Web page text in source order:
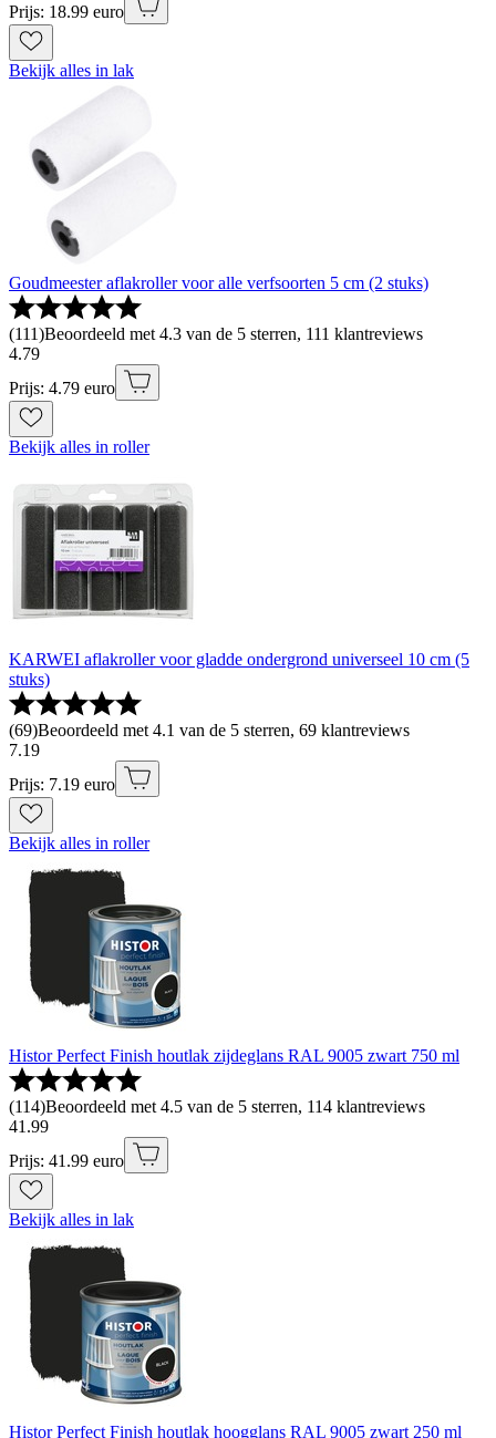
Prijs: 18.99 euro
Bekijk alles in lak
Goudmeester aflakroller voor alle verfsoorten 5 cm (2 stuks)
(111)Beoordeeld met 4.3 van de 5 sterren, 111 klantreviews
4.79
Prijs: 4.79 euro
Bekijk alles in roller
KARWEI aflakroller voor gladde ondergrond universeel 10 cm (5
stuks)
(69)Beoordeeld met 4.1 van de 5 sterren, 69 klantreviews
7.19
Prijs: 7.19 euro
Bekijk alles in roller
Histor Perfect Finish houtlak zijdeglans RAL 9005 zwart 750 ml
(114)Beoordeeld met 4.5 van de 5 sterren, 114 klantreviews
41 .99
Prijs: 41.99 euro
Bekijk alles in lak
Histor Perfect Finish houtlak hoogglans RAL 9005 zwart 250 ml